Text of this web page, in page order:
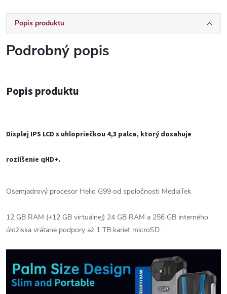
Popis produktu
Podrobný popis
Popis produktu
Displej IPS LCD s uhlopriečkou 4,3 palca, ktorý dosahuje
rozlíšenie qHD+.
Osemjadrový procesor Helio G99 od spoločnosti MediaTek
12 GB RAM (+12 GB virtuálnej) 24 GB RAM a 256 GB interného
úložiska vrátane podpory až 1 TB kariet microSD.